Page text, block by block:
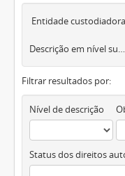
Entidade custodiadora
Descrição em nível superior
Filtrar resultados por:
Nível de descrição
Status dos direitos